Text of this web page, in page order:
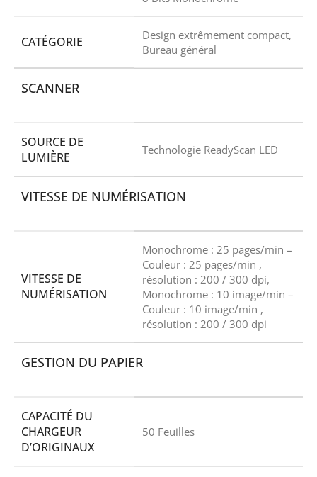
CATÉGORIE
Design extrêmement compact,
Bureau général
SCANNER
SOURCE DE
LUMIÈRE
Technologie ReadyScan LED
VITESSE DE NUMÉRISATION
VITESSE DE
NUMÉRISATION
Monochrome : 25 pages/min –
Couleur : 25 pages/min ,
résolution : 200 / 300 dpi,
Monochrome : 10 image/min –
Couleur : 10 image/min ,
résolution : 200 / 300 dpi
GESTION DU PAPIER
CAPACITÉ DU
CHARGEUR
D’ORIGINAUX
50 Feuilles